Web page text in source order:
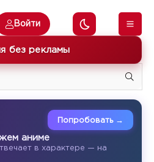
без рекламы
Войти
аниме
в характере — на
Попробовать →